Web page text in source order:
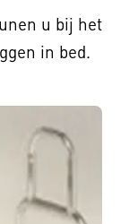
u bij het
in bed.